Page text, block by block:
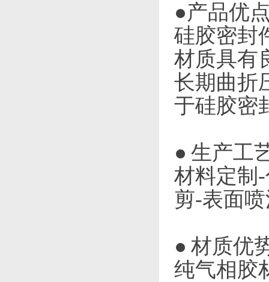
●产品优
硅胶密封
材质具有
长期曲折
于硅胶密
● 生产工
材料定制
剪-表面
● 材质优
纯气相胶